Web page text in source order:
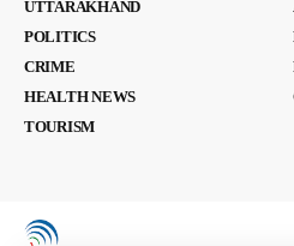
UTTARAKHAND
POLITICS
CRIME
HEALTH NEWS
TOURISM